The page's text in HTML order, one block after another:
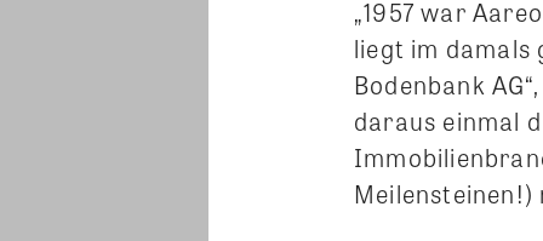
„1957 war
liegt im damals
Bodenbank
daraus einmal